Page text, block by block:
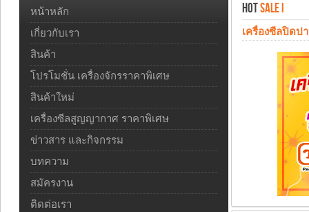
HOTSALE I
เครื่องซีลปิดป
หน้าหลัก
เกี่ยวกับเรา
สินค้า
โปรโมชั่น เครื่องจักรราคาพิเศษ
สินค้าใหม่
เครื่องซีลสูญญากาศ ราคาพิเศษ
ข่าวสาร และกิจกรรม
บทความ
สมัครงาน
ติดต่อเรา